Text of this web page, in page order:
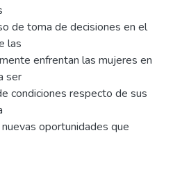
de toma de decisiones en el
las
enfrentan las mujeres en
ser
condiciones respecto de sus
oportunidades que